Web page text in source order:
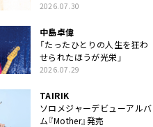
2026.07.30
中島卓偉
「たったひとりの人生を狂わ
せられたほうが光栄」
2026.07.29
TAIRIK
ソロメジャーデビューアルバ
ム『Mother』発売